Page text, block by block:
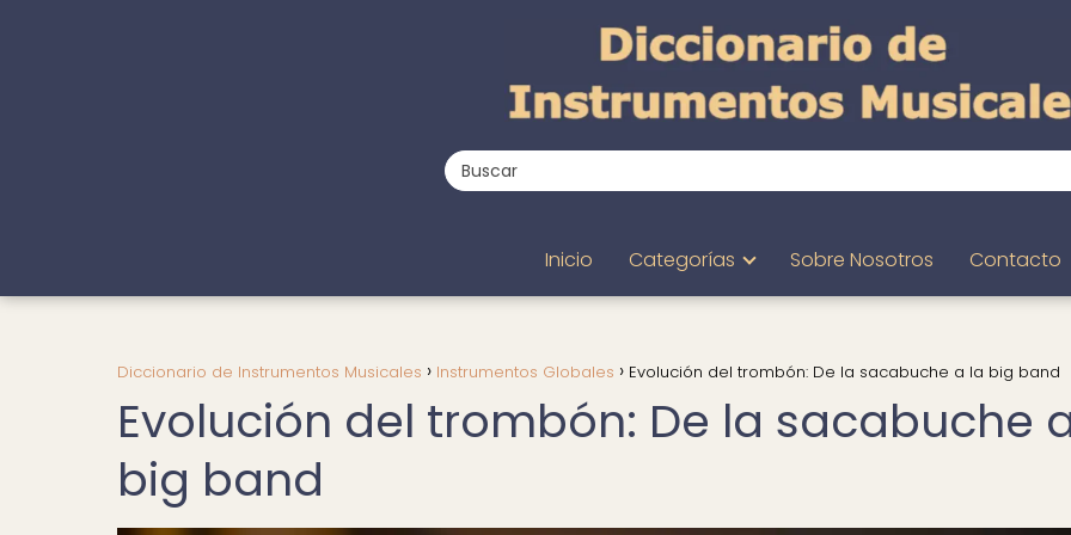
Inicio Categorías Sobre Nosotros Contacto
Diccionario de Instrumentos Musicales Instrumentos Globales Evolución del trombón: De la sacabuche a la big band
Evolución del trombón: De la sacabuche
big band